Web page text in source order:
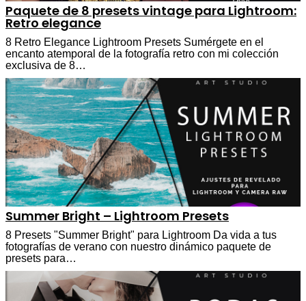
Paquete de 8 presets vintage para Lightroom:
Retro elegance
8 Retro Elegance Lightroom Presets Sumérgete en el
encanto atemporal de la fotografía retro con mi colección
exclusiva de 8…
Summer Bright – Lightroom Presets
8 Presets "Summer Bright" para Lightroom Da vida a tus
fotografías de verano con nuestro dinámico paquete de
presets para…